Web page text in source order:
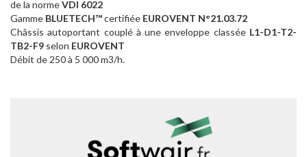
de la normeVDI 6022
Gamme BLUETECH™certifiée EUROVENT N°21.03.72
Châssis autoportant couplé à une enveloppe classée L1-D1-T2-
TB2-F9 selon EUROVENT
Débit de 250 à 5 000 m3/h.